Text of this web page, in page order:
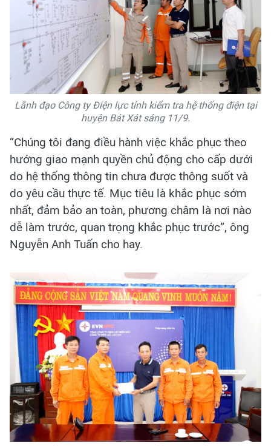
Lãnh đạo Công ty Điện lực tỉnh kiểm tra hệ thống điện tại
huyện Bát Xát sáng 11/9.
“Chúng tôi đang điều hành việc khắc phục theo
hướng giao mạnh quyền chủ động cho cấp dưới
do hệ thống thông tin chưa được thông suốt và
do yêu cầu thực tế. Mục tiêu là khắc phục sớm
nhất, đảm bảo an toàn, phương châm là nơi nào
dễ làm trước, quan trọng khắc phục trước”, ông
Nguyễn Anh Tuấn cho hay.